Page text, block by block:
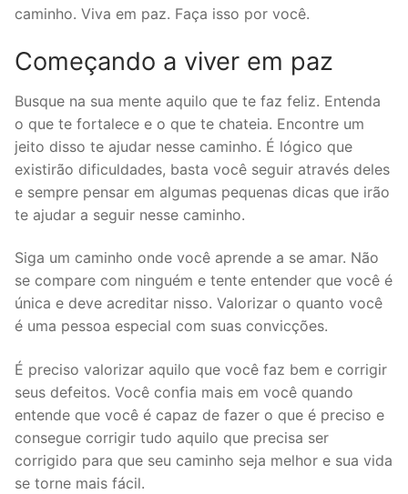
caminho. Viva em paz. Faça isso por você.
Começando a viver em paz
Busque na sua mente aquilo que te faz feliz. Entenda
o que te fortalece e o que te chateia. Encontre um
jeito disso te ajudar nesse caminho. É lógico que
existirão dificuldades, basta você seguir através deles
e sempre pensar em algumas pequenas dicas que irão
te ajudar a seguir nesse caminho.
Siga um caminho onde você aprende a se amar. Não
se compare com ninguém e tente entender que você é
única e deve acreditar nisso. Valorizar o quanto você
é uma pessoa especial com suas convicções.
É preciso valorizar aquilo que você faz bem e corrigir
seus defeitos. Você confia mais em você quando
entende que você é capaz de fazer o que é preciso e
consegue corrigir tudo aquilo que precisa ser
corrigido para que seu caminho seja melhor e sua vida
se torne mais fácil.